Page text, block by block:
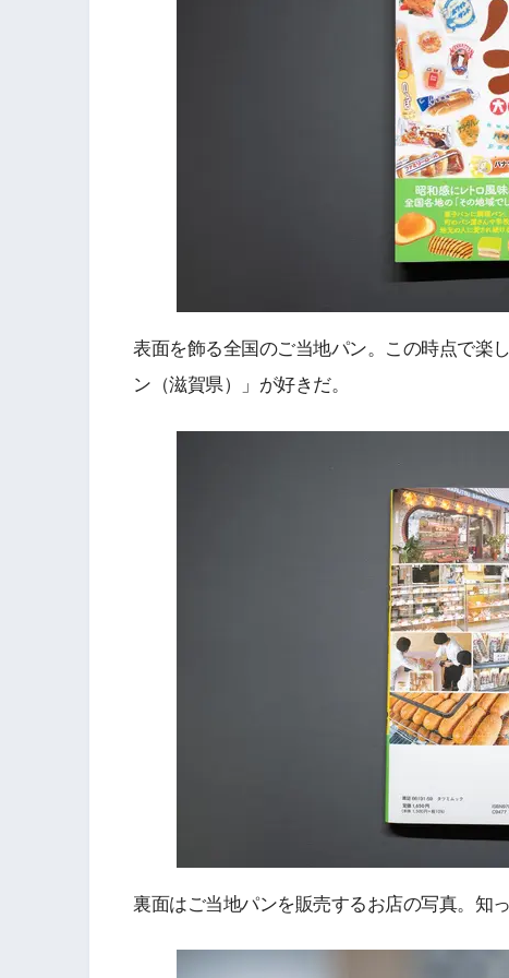
表面を飾る全国のご当地パン。この時点で楽
ン（滋賀県）」が好きだ。
裏面はご当地パンを販売するお店の写真。知